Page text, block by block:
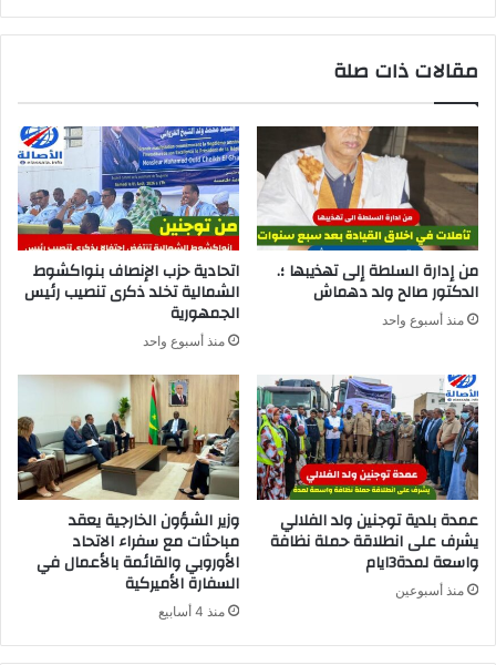
مقالات ذات صلة
من إدارة السلطة إلى تهذيبها ؛.
الدكتور صالح ولد دهماش
منذ أسبوع واحد
اتحادية حزب الإنصاف بنواكشوط
الشمالية تخلد ذكرى تنصيب رئيس
الجمهورية
منذ أسبوع واحد
عمدة بلدية توجنين ولد الفلالي
يشرف على انطلاقة حملة نظافة
واسعة لمدة3ايام
منذ أسبوعين
وزير الشؤون الخارجية يعقد
مباحثات مع سفراء الاتحاد
الأوروبي والقائمة بالأعمال في
السفارة الأميركية
منذ 4 أسابيع